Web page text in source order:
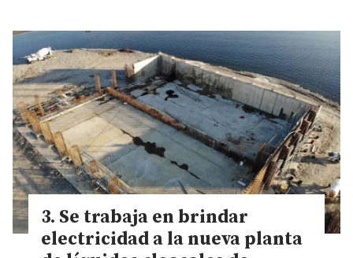
Se trabaja en brindar
electricidad a la nueva planta